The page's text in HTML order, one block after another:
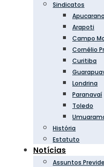
Sindicatos
Apucarana
Arapoti
Campo
Cornélio
Curitiba
Londrina
Paranavaí
Toledo
História
Estatuto
Notícias
Assuntos